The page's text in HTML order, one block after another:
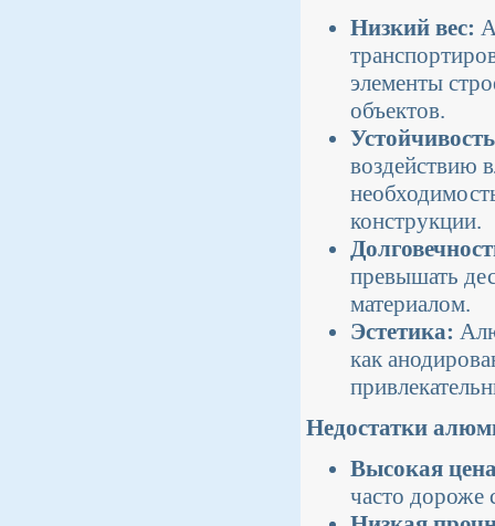
Низкий вес:
элементы
объектов.
воздействию
конструкции.
превышать
материалом.
Эстетика:
как
Недостатки
Высокая
часто дороже